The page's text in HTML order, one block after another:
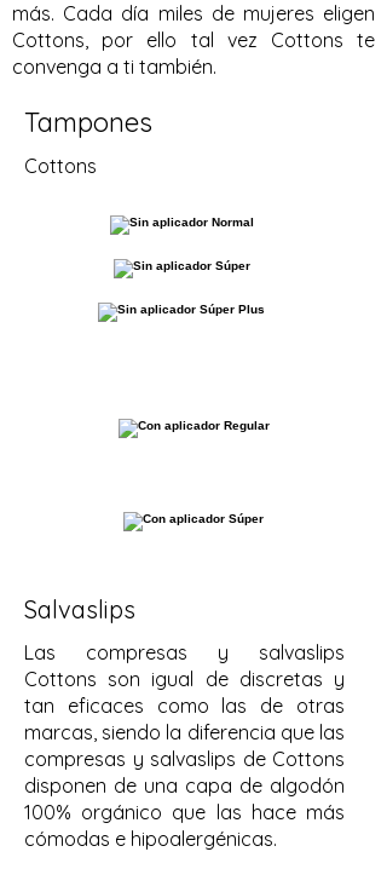
más. Cada día miles de mujeres eligen
Cottons, por ello tal vez Cottons te
convenga a ti también.
Tampones
Cottons
Salvaslips
Las compresas y salvaslips
Cottons son igual de discretas y
tan eficaces como las de otras
marcas, siendo la diferencia que las
compresas y salvaslips de Cottons
disponen de una capa de algodón
100% orgánico que las hace más
cómodas e hipoalergénicas.